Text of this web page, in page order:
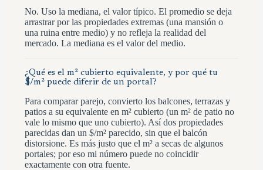
No. Uso la mediana, el valor típico. El promedio se deja
arrastrar por las propiedades extremas (una mansión o
una ruina entre medio) y no refleja la realidad del
mercado. La mediana es el valor del medio.
¿Qué es el m² cubierto equivalente, y por qué tu
$/m² puede diferir de un portal?
Para comparar parejo, convierto los balcones, terrazas y
patios a su equivalente en m² cubierto (un m² de patio no
vale lo mismo que uno cubierto). Así dos propiedades
parecidas dan un $/m² parecido, sin que el balcón
distorsione. Es más justo que el m² a secas de algunos
portales; por eso mi número puede no coincidir
exactamente con otra fuente.